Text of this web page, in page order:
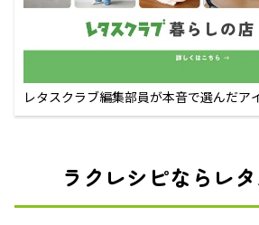
レタスクラブ編集部員が本音で選んだア
ラクレシピならレ